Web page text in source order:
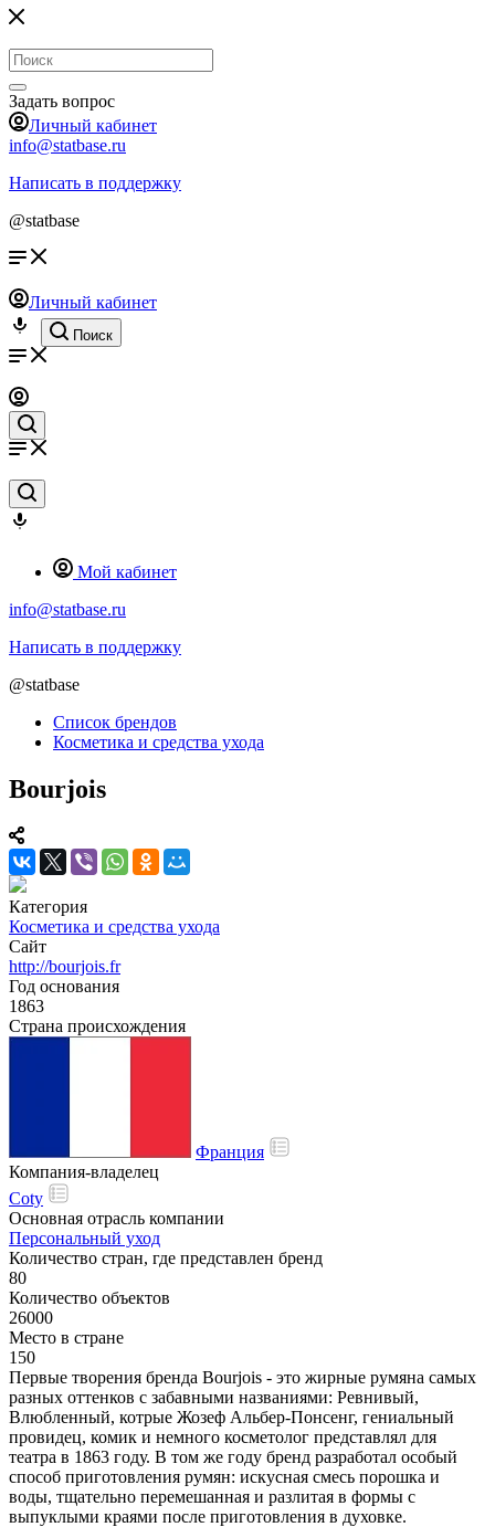
Задать вопрос
Личный кабинет
info@statbase.ru
Написать в поддержку
@statbase
Личный кабинет
Поиск
Мой кабинет
info@statbase.ru
Написать в поддержку
@statbase
Список брендов
Косметика и средства ухода
Bourjois
Категория
Косметика и средства ухода
Сайт
http://bourjois.fr
Год основания
1863
Страна происхождения
Франция
Компания-владелец
Coty
Основная отрасль компании
Персональный уход
Количество стран, где представлен бренд
80
Количество объектов
26000
Место в стране
150
Первые творения бренда Bourjois - это жирные румяна самых
разных оттенков с забавными названиями: Ревнивый,
Влюбленный, котрые Жозеф Альбер-Понсенг, гениальный
провидец, комик и немного косметолог представлял для
театра в 1863 году. В том же году бренд разработал особый
способ приготовления румян: искусная смесь порошка и
воды, тщательно перемешанная и разлитая в формы с
выпуклыми краями после приготовления в духовке.